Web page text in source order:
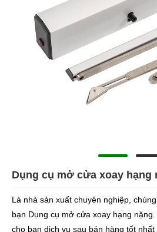
Dụng cụ mở cửa xoay hạng
Là nhà sản xuất chuyên nghiệp,
bạn Dụng cụ mở cửa xoay hạng
cho bạn dịch vụ sau bán hàng tốt